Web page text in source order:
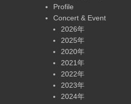
Profile
Concert & Event
2026年
2025年
2020年
2021年
2022年
2023年
2024年